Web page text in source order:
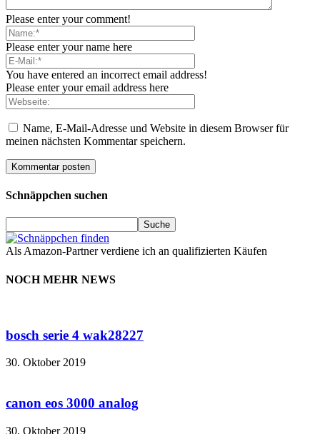
Please enter your comment!
Please enter your name here
You have entered an incorrect email address!
Please enter your email address here
Name, E-Mail-Adresse und Website in diesem Browser für
meinen nächsten Kommentar speichern.
Schnäppchen suchen
Als Amazon-Partner verdiene ich an qualifizierten Käufen
NOCH MEHR NEWS
bosch serie 4 wak28227
30. Oktober 2019
canon eos 3000 analog
30. Oktober 2019